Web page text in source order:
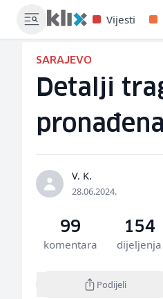
Vijesti
SARAJEVO
Detalji
V. K.
28.06.2024.
99
komentara
154
dijeljenja
Podijeli